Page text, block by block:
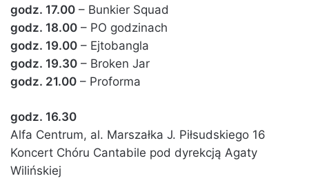
godz. 17.00 – Bunkier Squad
godz. 18.00 – PO godzinach
godz. 19.00 – Ejtobangla
godz. 19.30 – Broken Jar
godz. 21.00 – Proforma
godz. 16.30
Alfa Centrum, al. Marszałka J. Piłsudskiego 16
Koncert Chóru Cantabile pod dyrekcją Agaty
Wilińskiej